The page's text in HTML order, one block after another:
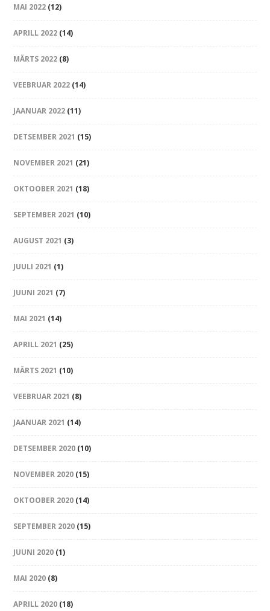
MAI 2022 (12)
APRILL 2022 (14)
MÄRTS 2022 (8)
VEEBRUAR 2022 (14)
JAANUAR 2022 (11)
DETSEMBER 2021 (15)
NOVEMBER 2021 (21)
OKTOOBER 2021 (18)
SEPTEMBER 2021 (10)
AUGUST 2021 (3)
JUULI 2021 (1)
JUUNI 2021 (7)
MAI 2021 (14)
APRILL 2021 (25)
MÄRTS 2021 (10)
VEEBRUAR 2021 (8)
JAANUAR 2021 (14)
DETSEMBER 2020 (10)
NOVEMBER 2020 (15)
OKTOOBER 2020 (14)
SEPTEMBER 2020 (15)
JUUNI 2020 (1)
MAI 2020 (8)
APRILL 2020 (18)